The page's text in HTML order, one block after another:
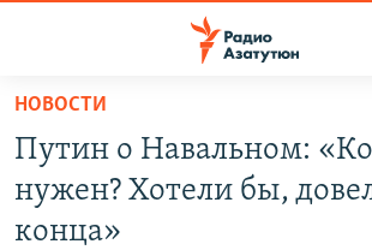
Перейти
основному
содержанию
Перейти
НОВОСТИ
ПОЛИТИКА
НОВОСТИ
Путин о Навальном:
нужен? Хотели бы,
конца»